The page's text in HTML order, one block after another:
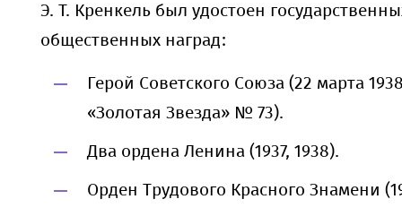
Э. Т. Кренкель был удостоен
общественных наград:
Герой Советского Союза (22 марта
«Золотая Звезда» № 73).
Два ордена Ленина (1937, 1938).
Орден Трудового Красного Знамени